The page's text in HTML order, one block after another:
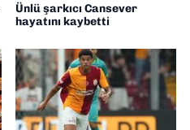
Ünlü şarkıcı Cansever
hayatını kaybetti